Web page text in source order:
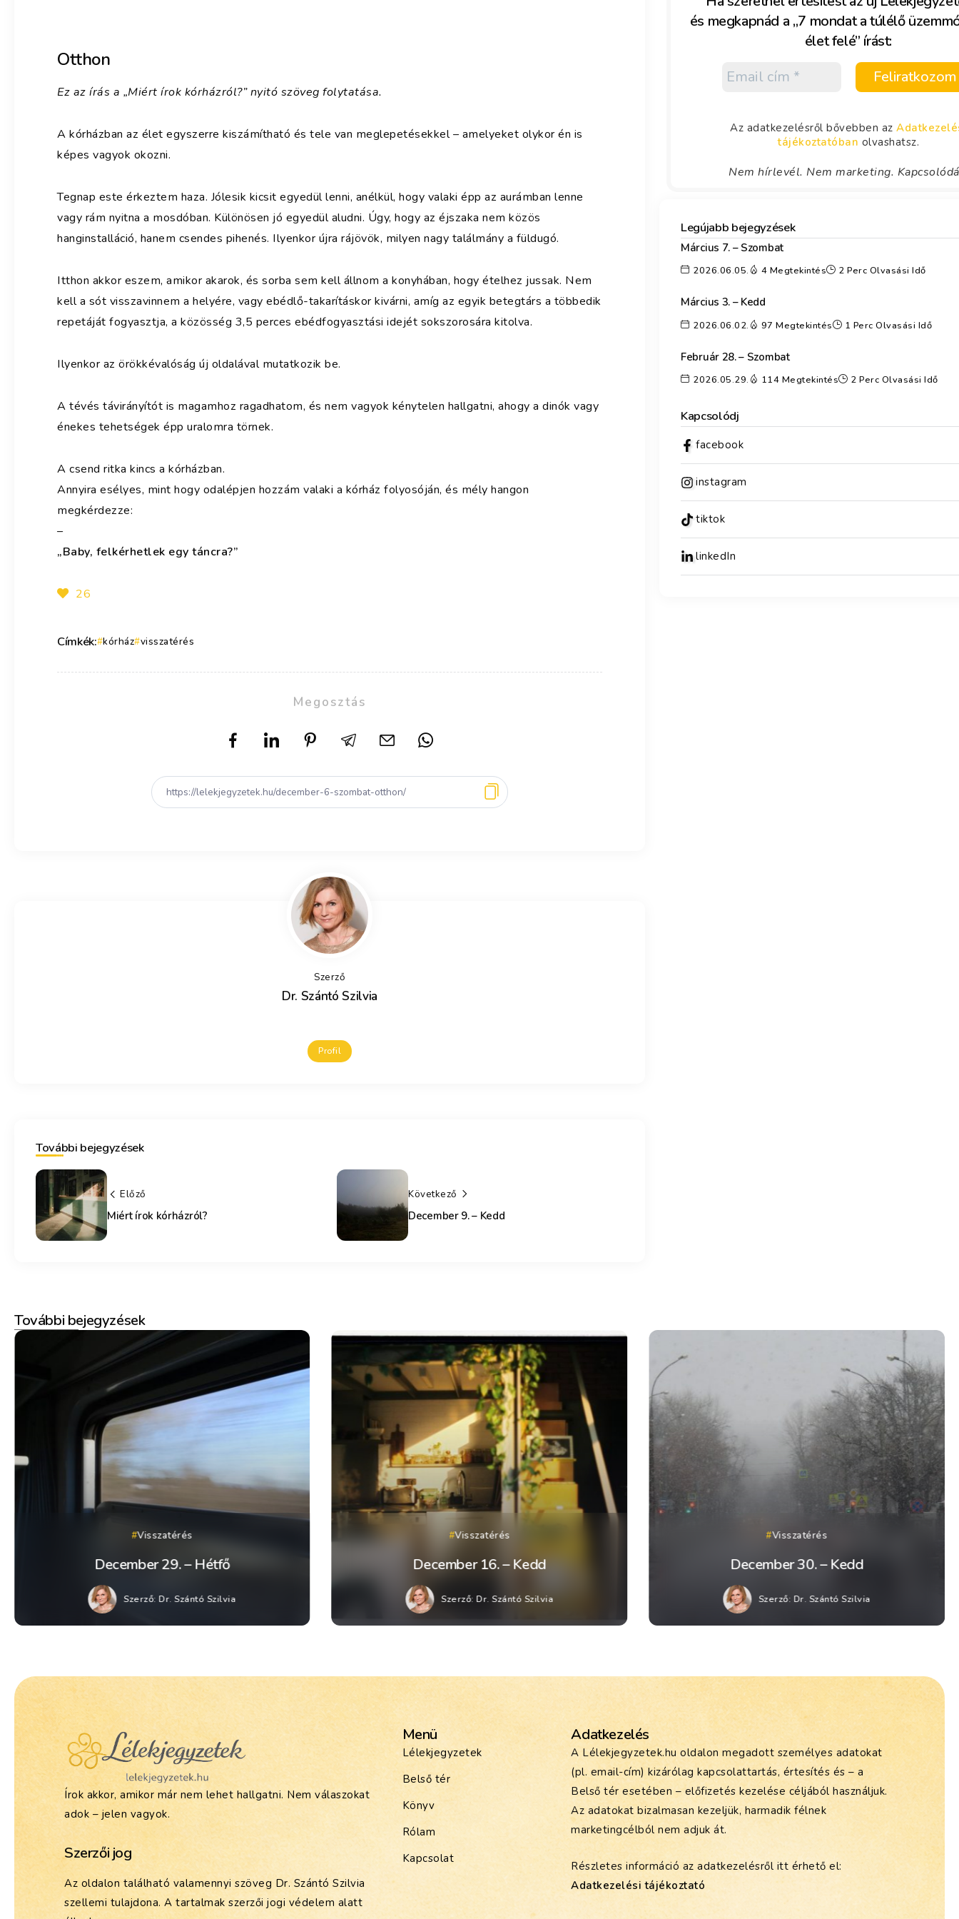
Otthon
Ez az írás a „Miért írok kórházról?” nyitó szöveg folytatása.
A kórházban az élet egyszerre kiszámítható és tele van meglepetésekkel – amelyeket olykor én is
képes vagyok okozni.
Tegnap este érkeztem haza. Jólesik kicsit egyedül lenni, anélkül, hogy valaki épp az aurámban lenne
vagy rám nyitna a mosdóban. Különösen jó egyedül aludni. Úgy, hogy az éjszaka nem közös
hanginstalláció, hanem csendes pihenés. Ilyenkor újra rájövök, milyen nagy találmány a füldugó.
Itthon akkor eszem, amikor akarok, és sorba sem kell állnom a konyhában, hogy ételhez jussak. Nem
kell a sót visszavinnem a helyére, vagy ebédlő-takarításkor kivárni, amíg az egyik betegtárs a többedik
repetáját fogyasztja, a közösség 3,5 perces ebédfogyasztási idejét sokszorosára kitolva.
Ilyenkor az örökkévalóság új oldalával mutatkozik be.
A tévés távirányítót is magamhoz ragadhatom, és nem vagyok kénytelen hallgatni, ahogy a dinók vagy
énekes tehetségek épp uralomra törnek.
A csend ritka kincs a kórházban.
Annyira esélyes, mint hogy odalépjen hozzám valaki a kórház folyosóján, és mély hangon
megkérdezze:
–
„Baby, felkérhetlek egy táncra?”
26
Címkék: kórház visszatérés
Megosztás
Szerző
Dr. Szántó Szilvia
Profil
További bejegyzések
Előző
Miért írok kórházról?
Következő
December 9. – Kedd
és megkapnád a „7 mondat a túlélő
élet felé” írást:
Az adatkezelésről bővebben az
tájékoztatóban olvashatsz.
Nem hírlevél. Nem marketing.
Legújabb bejegyzések
Március 7. – Szombat
2026.06.05. 4 Megtekintés 2 Perc Olvasási Idő
Március 3. – Kedd
2026.06.02. 97 Megtekintés 1 Perc Olvasási Idő
Február 28. – Szombat
2026.05.29. 114 Megtekintés 2 Perc Olvasási Idő
Kapcsolódj
facebook
instagram
tiktok
linkedIn
További bejegyzések
Visszatérés
December 29. – Hétfő
Szerző: Dr. Szántó Szilvia
Visszatérés
December 16. – Kedd
Szerző: Dr. Szántó Szilvia
Visszatérés
December 30. – Kedd
Szerző: Dr. Szántó Szilvia
Írok akkor, amikor már nem lehet hallgatni. Nem válaszokat
adok – jelen vagyok.
Szerzői jog
Az oldalon található valamennyi szöveg Dr. Szántó Szilvia
szellemi tulajdona. A tartalmak szerzői jogi védelem alatt
Menü
Lélekjegyzetek
Belső tér
Könyv
Rólam
Kapcsolat
Adatkezelés
A Lélekjegyzetek.hu oldalon megadott személyes adatokat
(pl. email-cím) kizárólag kapcsolattartás, értesítés és – a
Belső tér esetében – előfizetés kezelése céljából használjuk.
Az adatokat bizalmasan kezeljük, harmadik félnek
marketingcélból nem adjuk át.
Részletes információ az adatkezelésről itt érhető el:
Adatkezelési tájékoztató